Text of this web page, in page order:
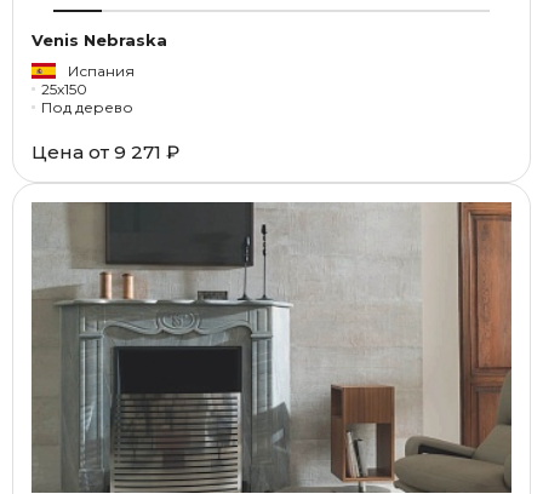
Venis Nebraska
Испания
25x150
Под дерево
Цена от 9 271 ₽